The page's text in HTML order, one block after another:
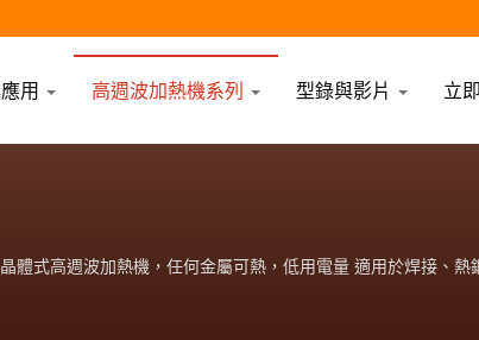
用 高週波加熱機系列 型錄與影片 立
體式高週波加熱機，任何金屬可熱，低用電量 適用於焊接、
高頻加熱機服務 高品質晶體式高週波加熱機，任何金屬可熱